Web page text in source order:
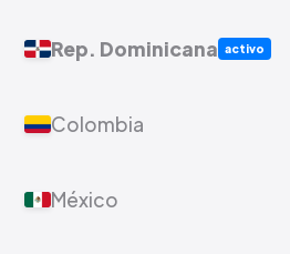
Rep. Dominicana activo
Colombia
México